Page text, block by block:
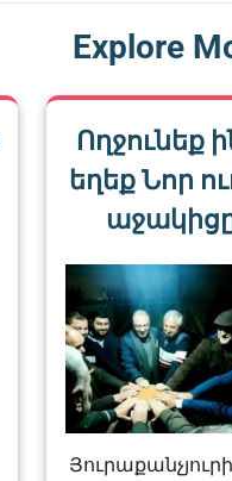
Explore
Ողջունեք
եղեք Նոր